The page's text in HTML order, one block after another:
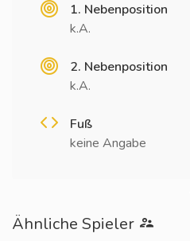
1. Nebenposition
k.A.
2. Nebenposition
k.A.
Fuß
keine Angabe
Ähnliche Spieler